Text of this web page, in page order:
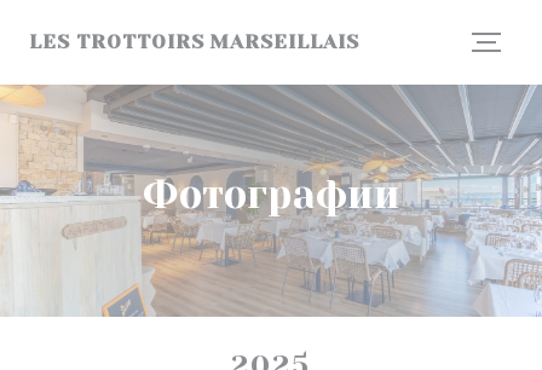
LES TROTTOIRS MARSEILLAIS
Фотографии